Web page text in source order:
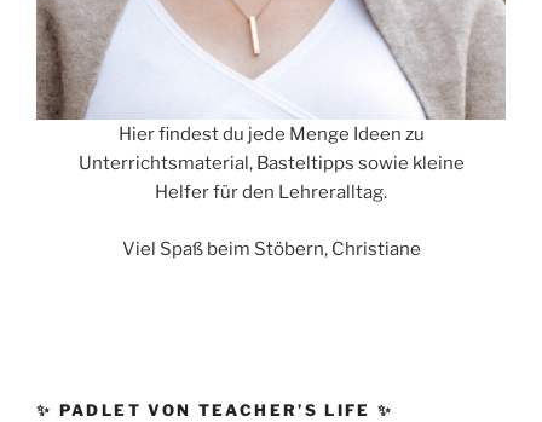
Hier findest du jede Menge Ideen zu
Unterrichtsmaterial, Basteltipps sowie kleine
Helfer für den Lehreralltag.
Viel Spaß beim Stöbern, Christiane
✨ PADLET VON TEACHER’S LIFE ✨